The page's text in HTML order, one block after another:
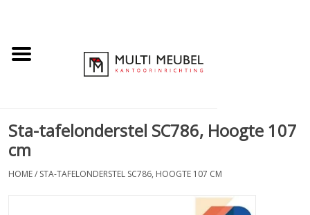
Sta-tafelonderstel SC786, Hoogte 107
cm
HOME/ STA-TAFELONDERSTEL SC786, HOOGTE 107 CM